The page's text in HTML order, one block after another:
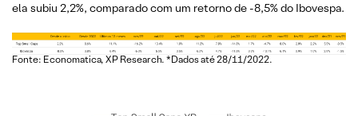
ela subiu 2,2%, comparado com um retorno de -8,5% do Ibovespa.
Fonte: Economatica, XP Research. *Dados até 28/11/2022.